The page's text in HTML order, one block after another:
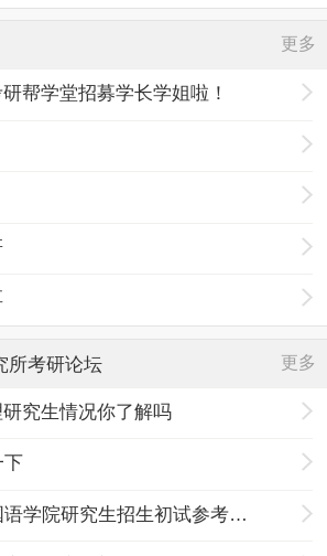
更多
帮学堂招募学长学姐啦！
所考研论坛 更多
究生情况你了解吗
下
河北大学27年外国语学院研究生招生初试参考书目调整